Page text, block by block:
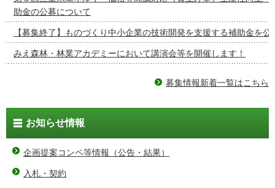
助金の公募について
【募集終了】ものづくり中小企業の技術開発を支援する補助金を公
みえ森林・林業アカデミーにおいて講演会等を開催します！
募集情報新着一覧はこちら
お知らせ情報
企画提案コンペ等情報（公告・結果）
入札・契約